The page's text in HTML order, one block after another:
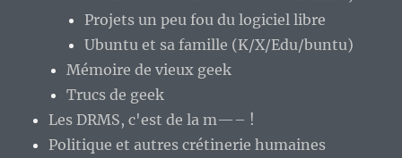
Projets un peu fou du logiciel libre
Ubuntu et sa famille (K/X/Edu/buntu)
Mémoire de vieux geek
Trucs de geek
Les DRMS, c'est de la m—– !
Politique et autres crétinerie humaines